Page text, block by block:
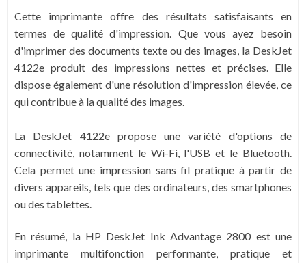
Cette imprimante offre des résultats satisfaisants en
termes de qualité d'impression. Que vous ayez besoin
d'imprimer des documents texte ou des images, la DeskJet
4122e produit des impressions nettes et précises. Elle
dispose également d'une résolution d'impression élevée, ce
qui contribue à la qualité des images.
La DeskJet 4122e propose une variété d'options de
connectivité, notamment le Wi-Fi, l'USB et le Bluetooth.
Cela permet une impression sans fil pratique à partir de
divers appareils, tels que des ordinateurs, des smartphones
ou des tablettes.
En résumé, la HP DeskJet Ink Advantage 2800 est une
imprimante multifonction performante, pratique et